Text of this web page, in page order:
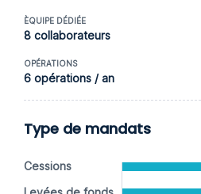
ÈQUIPE DÉDIÉE
8 collaborateurs
OPÉRATIONS
6 opérations / an
Type de mandats
Cessions